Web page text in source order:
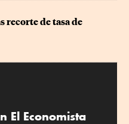
recorte de tasa de
El Economista